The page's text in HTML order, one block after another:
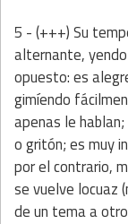
5 - (+++) Su
alternante,
opuesto: es
gimíendo
apenas le
o gritón; es muy
por el contrario,
se vuelve locuaz
de un tema a